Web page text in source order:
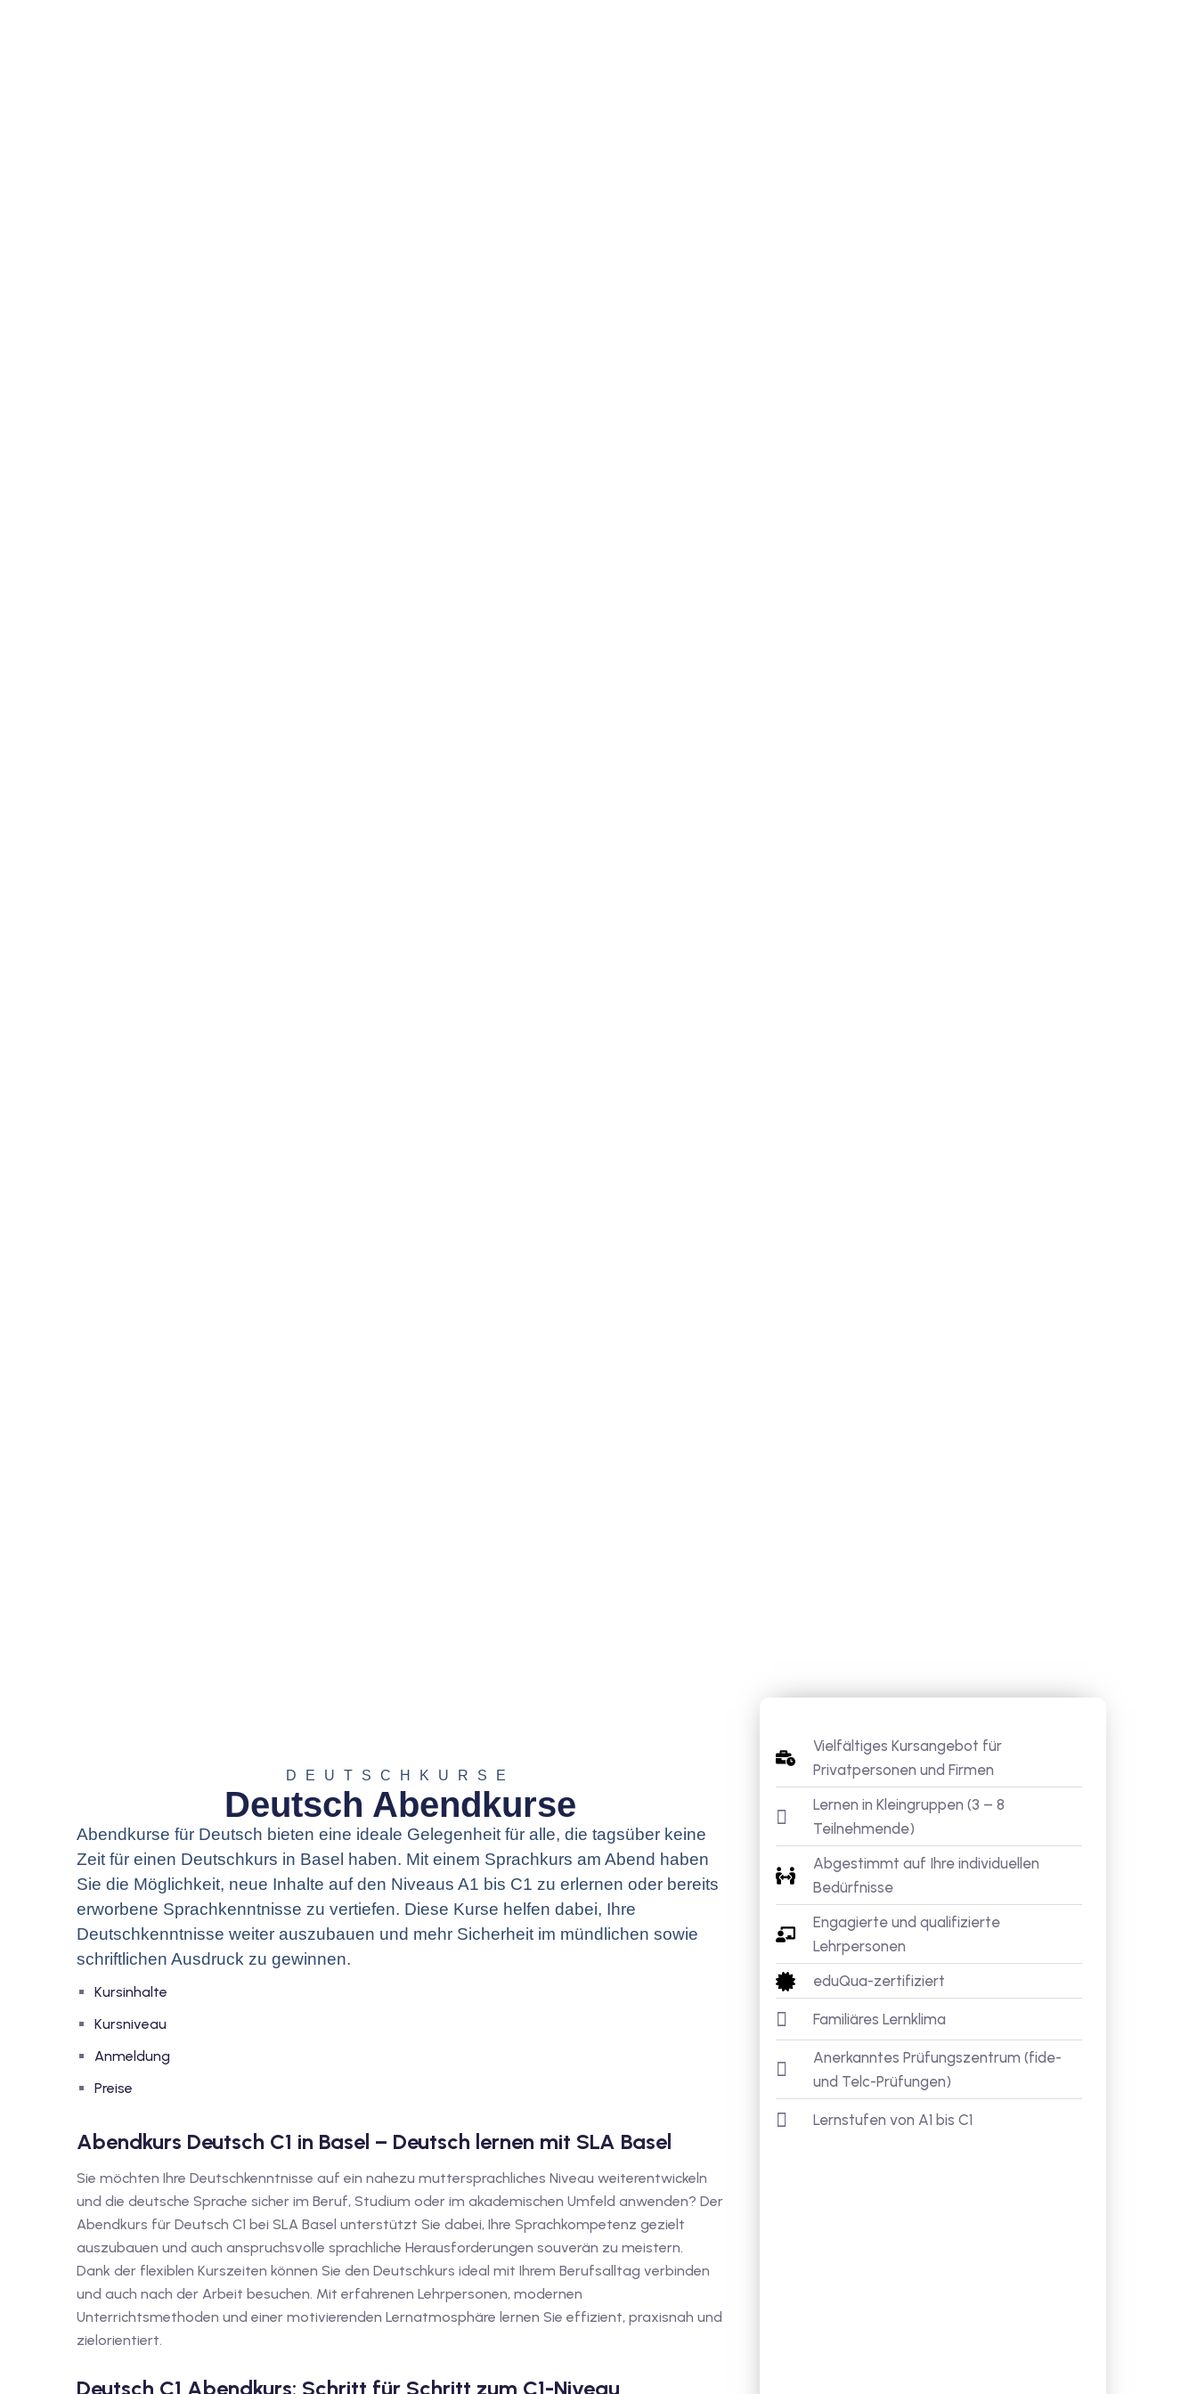
DEUTSCHKURSE
Deutsch Abendkurse
Abendkurse für Deutsch bieten eine ideale Gelegenheit für alle, die tagsüber keine
Zeit für einen Deutschkurs in Basel haben. Mit einem Sprachkurs am Abend haben
Sie die Möglichkeit, neue Inhalte auf den Niveaus A1 bis C1 zu erlernen oder bereits
erworbene Sprachkenntnisse zu vertiefen. Diese Kurse helfen dabei, Ihre
Deutschkenntnisse weiter auszubauen und mehr Sicherheit im mündlichen sowie
schriftlichen Ausdruck zu gewinnen.
Kursinhalte
Kursniveau
Anmeldung
Preise
Abendkurs Deutsch C1 in Basel – Deutsch lernen mit SLA Basel
Sie möchten Ihre Deutschkenntnisse auf ein nahezu muttersprachliches Niveau weiterentwickeln
und die deutsche Sprache sicher im Beruf, Studium oder im akademischen Umfeld anwenden? Der
Abendkurs für Deutsch C1 bei SLA Basel unterstützt Sie dabei, Ihre Sprachkompetenz gezielt
auszubauen und auch anspruchsvolle sprachliche Herausforderungen souverän zu meistern.
Dank der flexiblen Kurszeiten können Sie den Deutschkurs ideal mit Ihrem Berufsalltag verbinden
und auch nach der Arbeit besuchen. Mit erfahrenen Lehrpersonen, modernen
Unterrichtsmethoden und einer motivierenden Lernatmosphäre lernen Sie effizient, praxisnah und
zielorientiert.
Deutsch C1 Abendkurs: Schritt für Schritt zum C1-Niveau
Vielfältiges Kursangebot für
Privatpersonen und Firmen
Lernen in Kleingruppen (3 – 8
Teilnehmende)
Abgestimmt auf Ihre individuellen
Bedürfnisse
Engagierte und qualifizierte
Lehrpersonen
eduQua-zertifiziert
Familiäres Lernklima
Anerkanntes Prüfungszentrum (fide-
und Telc-Prüfungen)
Lernstufen von A1 bis C1